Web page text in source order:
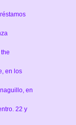
en los
en
22 y